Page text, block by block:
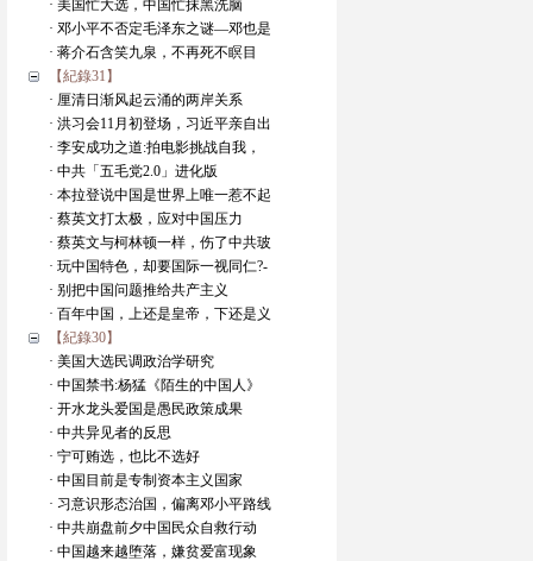
· 美国忙大选，中国忙抹黑洗脑
· 邓小平不否定毛泽东之谜—邓也是
· 蒋介石含笑九泉，不再死不瞑目
【紀錄31】
· 厘清日渐风起云涌的两岸关系
· 洪习会11月初登场，习近平亲自出
· 李安成功之道:拍电影挑战自我，
· 中共「五毛党2.0」进化版
· 本拉登说中国是世界上唯一惹不起
· 蔡英文打太极，应对中国压力
· 蔡英文与柯林顿一样，伤了中共玻
· 玩中国特色，却要国际一视同仁?-
· 别把中国问题推给共产主义
· 百年中国，上还是皇帝，下还是义
【紀錄30】
· 美国大选民调政治学研究
· 中国禁书:杨猛《陌生的中国人》
· 开水龙头爱国是愚民政策成果
· 中共异见者的反思
· 宁可贿选，也比不选好
· 中国目前是专制资本主义国家
· 习意识形态治国，偏离邓小平路线
· 中共崩盘前夕中国民众自救行动
· 中国越来越堕落，嫌贫爱富现象